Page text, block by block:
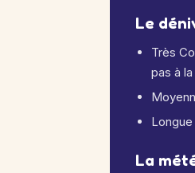
Le
Très
pas à
La